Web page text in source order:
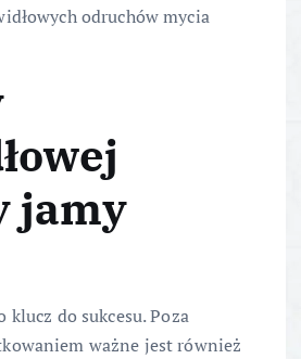
odruchów mycia
jamy
klucz do sukcesu. Poza
ważne jest również